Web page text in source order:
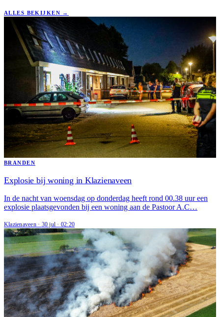
ALLES BEKIJKEN →
BRANDEN
Explosie bij woning in Klazienaveen
In de nacht van woensdag op donderdag heeft rond 00.38 uur een
explosie plaatsgevonden bij een woning aan de Pastoor A.C…
Klazienaveen· 30 jul · 02:20